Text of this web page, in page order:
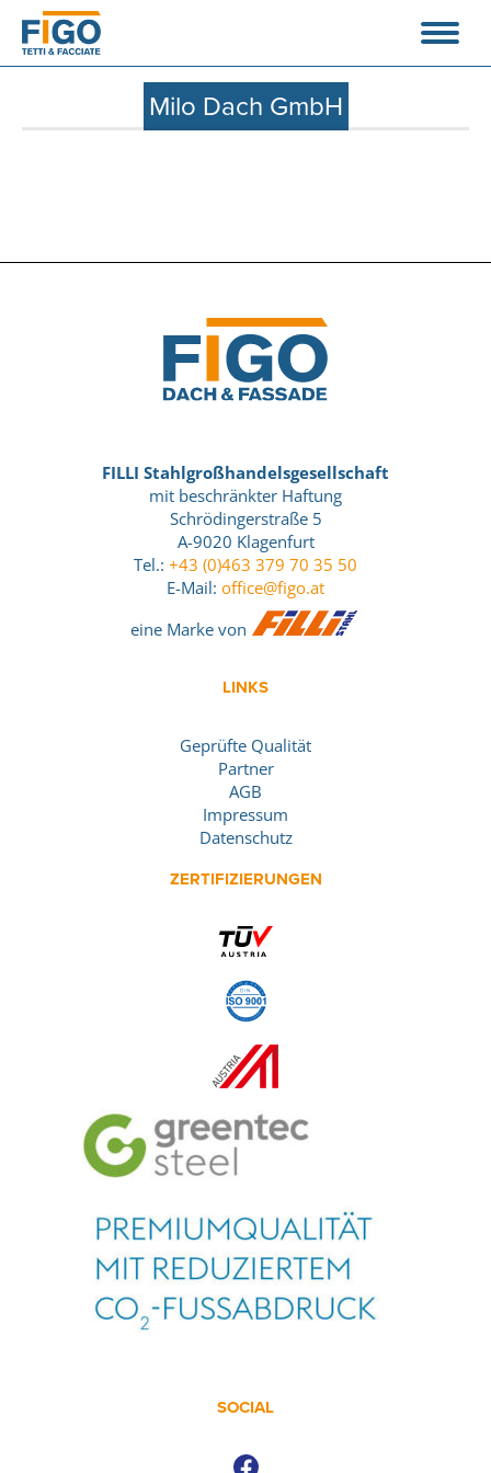
Milo Dach GmbH
FILLI Stahlgroßhandelsgesellschaft
mit beschränkter Haftung
Schrödingerstraße 5
A-9020 Klagenfurt
Tel.: +43 (0)463 379 70 35 50
E-Mail: office@figo.at
eine Marke von
LINKS
Geprüfte Qualität
Partner
AGB
Impressum
Datenschutz
ZERTIFIZIERUNGEN
SOCIAL